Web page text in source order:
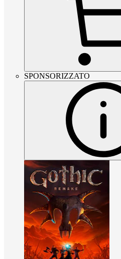
SPONSORIZZATO